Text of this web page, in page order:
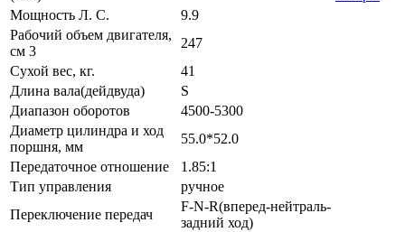
Мощность Л. С.
9.9
Рабочий объем двигателя,
см 3
247
Сухой вес, кг.
41
Длина вала(дейдвуда)
S
Диапазон оборотов
4500-5300
Диаметр цилиндра и ход
поршня, мм
55.0*52.0
Передаточное отношение
1.85:1
Тип управления
ручное
Переключение передач
F-N-R(вперед-нейтраль-
задний ход)